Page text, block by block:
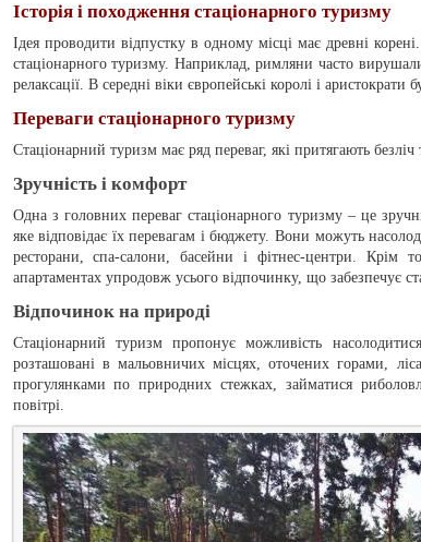
Історія і походження стаціонарного туризму
Ідея проводити відпустку в одному місці має древні
стаціонарного туризму. Наприклад, римляни часто
релаксації. В середні віки європейські королі і
Переваги стаціонарного туризму
Стаціонарний туризм має ряд переваг, які притягають безліч
Зручність і комфорт
Одна з головних переваг стаціонарного туризму – це
яке відповідає їх перевагам і бюджету. Вони можуть
ресторани, спа-салони, басейни і фітнес-центри. Крім
апартаментах упродовж усього відпочинку, що забезпечує
Відпочинок на природі
Стаціонарний туризм пропонує можливість
розташовані в мальовничих місцях, оточених горами,
прогулянками по природних стежках, займатися
повітрі.